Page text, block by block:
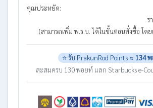
คุณประหยัด:
ร
(สามารถเพิ่ม พ.ร.บ. ได้ในขั้นตอนสั่งซื้อ โดย
⭐ รับ PrakunRod Points ≈ 134
สะสมครบ 130 พอยท์ แลก Starbucks e-